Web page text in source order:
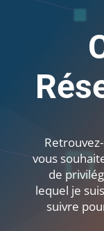
vous
de
lequel je
suivre